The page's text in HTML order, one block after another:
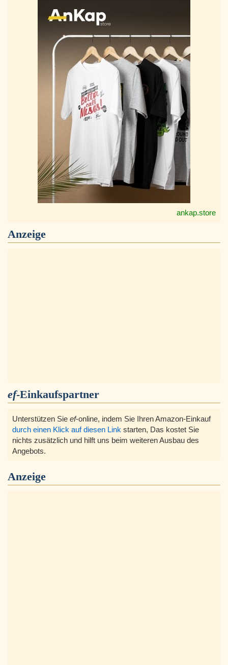
ankap.store
Anzeige
ef-Einkaufspartner
Unterstützen Sie ef-online, indem Sie Ihren Amazon-Einkauf
durch einen Klick auf diesen Link starten, Das kostet Sie
nichts zusätzlich und hilft uns beim weiteren Ausbau des
Angebots.
Anzeige